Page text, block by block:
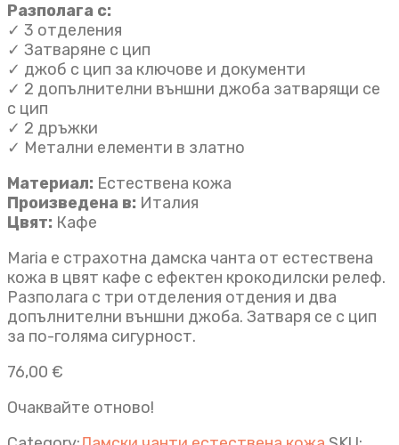
Разполага с:
✓ 3 отделения
✓ Затваряне с цип
✓ джоб с цип за ключове и документи
✓ 2 допълнителни външни джоба затварящи се
с цип
✓ 2 дръжки
✓ Метални елементи в златно
Материал: Естествена кожа
Произведена в: Италия
Цвят: Кафе
Maria е страхотна дамска чанта от естествена
кожа в цвят кафе с ефектен крокодилски релеф.
Разполага с три отделения отдения и два
допълнителни външни джоба. Затваря се с цип
за по-голяма сигурност.
76,00 €
Очаквайте отново!